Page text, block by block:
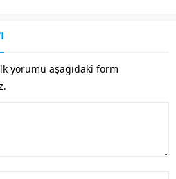
yorumu aşağıdaki form